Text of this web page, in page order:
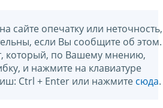
сайте опечатку или неточность,
если Вы сообщите об этом.
который, по Вашему мнению,
и нажмите на клавиатуре
Ctrl + Enter или нажмите сюда.